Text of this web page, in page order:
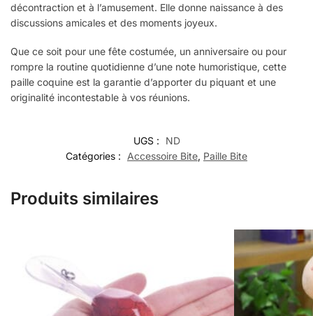
décontraction et à l’amusement. Elle donne naissance à des
discussions amicales et des moments joyeux.
Que ce soit pour une fête costumée, un anniversaire ou pour
rompre la routine quotidienne d’une note humoristique, cette
paille coquine est la garantie d’apporter du piquant et une
originalité incontestable à vos réunions.
UGS :
ND
Catégories :
Accessoire Bite, Paille Bite
Produits similaires